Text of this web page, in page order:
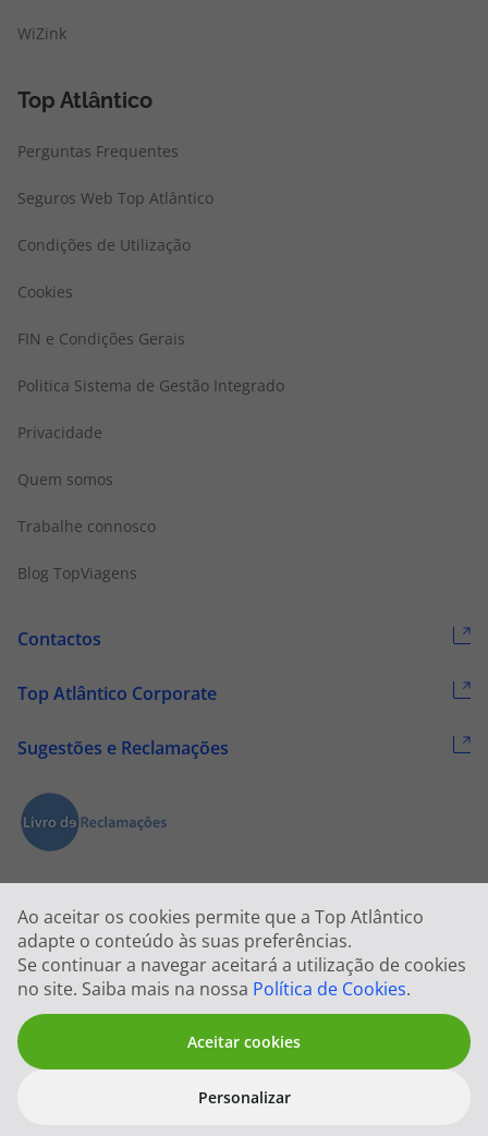
Ao aceitar os cookies permite que a Top Atlântico
adapte o conteúdo às suas preferências.
Se continuar a navegar aceitará a utilização de cookies
no site. Saiba mais na nossa Política de Cookies.
Aceitar cookies
Personalizar
WiZink
Top Atlântico
Perguntas Frequentes
Seguros Web Top Atlântico
Condições de Utilização
Cookies
FIN e Condições Gerais
Politica Sistema de Gestão Integrado
Privacidade
Quem somos
Trabalhe connosco
Blog TopViagens
Contactos
Top Atlântico Corporate
Sugestões e Reclamações
2026 © Todos os direitos reservados:Top Atlântico, Viagens e Turismo